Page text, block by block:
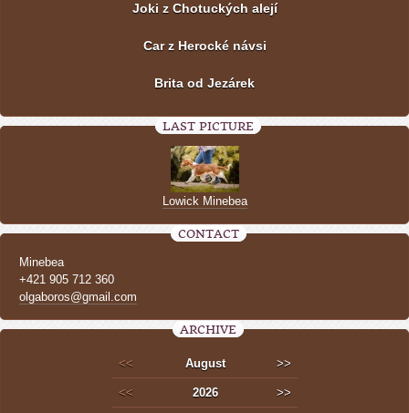
Joki z Chotuckých alejí
Car z Herocké návsi
Brita od Jezárek
LAST PICTURE
Lowick Minebea
CONTACT
Minebea
+421 905 712 360
olgaboros@gmail.com
ARCHIVE
<< August >>
<< 2026 >>